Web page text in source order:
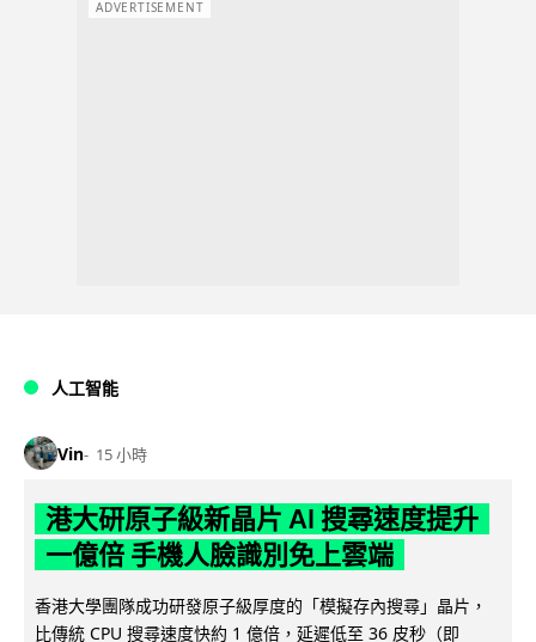
ADVERTISEMENT
人工智能
Vin 15 小時
港大研原子級新晶片 AI 搜尋速度提升
一億倍 手機人臉識別免上雲端
香港大學團隊成功研發原子級厚度的「模擬存內搜尋」晶片，
比傳統 CPU 搜尋速度快約 1 億倍，延遲低至 36 皮秒（即